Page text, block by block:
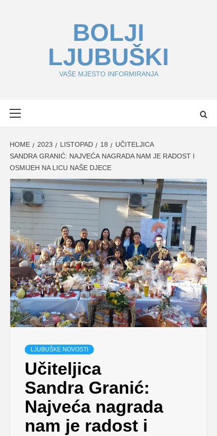
BOLJI
LJUBUŠKI
VAŠE MJESTO INFORMIRANJA
HOME 2023 LISTOPAD 18
UČITELJICA
SANDRA GRANIĆ: NAJVEĆA NAGRADA NAM JE RADOST I
OSMIJEH NA LICU NAŠE DJECE
LJUBUŠKE NOVOSTI
Učiteljica
Sandra Granić:
Najveća nagrada
nam je radost i